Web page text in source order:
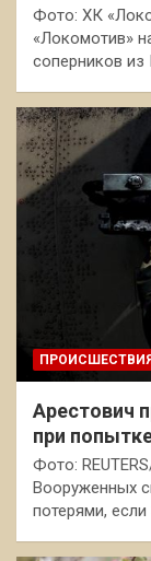
Фото: ХК
«Локомотив»
соперников
ПРОИСШЕСТВИЯ
Арестович
при
Фото:
Вооруженных
потерями,